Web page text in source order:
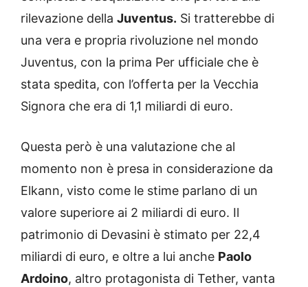
rilevazione della Juventus. Si tratterebbe di
una vera e propria rivoluzione nel mondo
Juventus, con la prima Per ufficiale che è
stata spedita, con l’offerta per la Vecchia
Signora che era di 1,1 miliardi di euro.
Questa però è una valutazione che al
momento non è presa in considerazione da
Elkann, visto come le stime parlano di un
valore superiore ai 2 miliardi di euro. Il
patrimonio di Devasini è stimato per 22,4
miliardi di euro, e oltre a lui anche Paolo
Ardoino, altro protagonista di Tether, vanta